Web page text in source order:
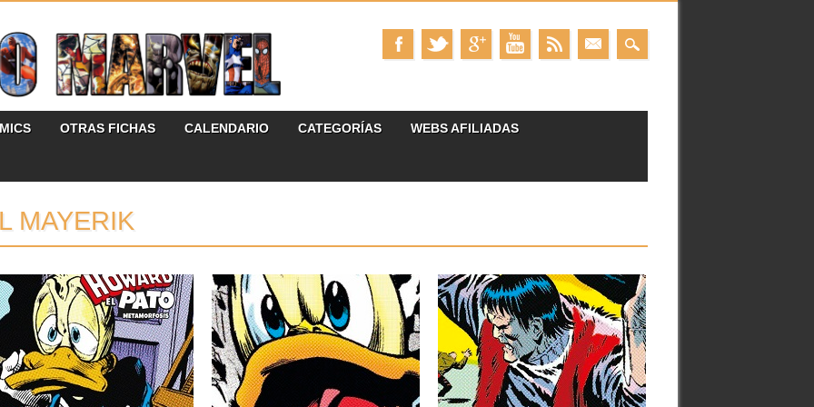
OTRAS FICHAS CALENDARIO CATEGORÍAS WEBS AFILIADAS
MAYERIK
HOWARD EL
PATO: MARVEL LIMITED
2:
(1977-
Segundo y último tomo dedicado a
29.09.22
RESEÑAS: HOWARD EL
PATO: MARVEL LIMITED
EDITION 1: «ATRAPADO
EN UN MUNDO QUE NO
ES EL SUYO» (1975-1977)
Si en la Marvel de los 70 hay una
24.11.21
RESEÑAS: EL
MONSTRUO DE
FRANKENSTEIN: MARVEL
LIMITED EDITION (1973-
1975)
Tras la incorporación de Drácula y el